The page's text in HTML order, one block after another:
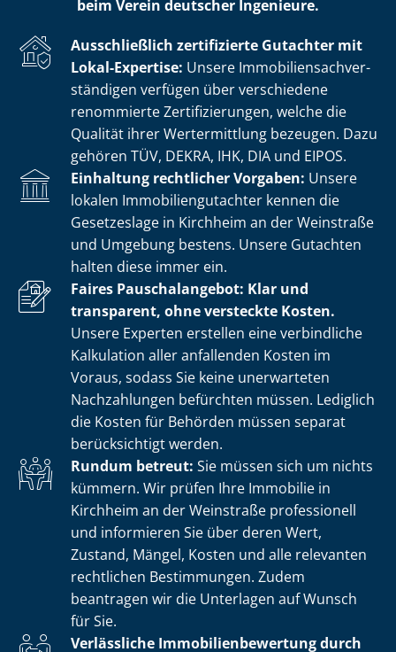
beim Verein deutscher Ingenieure.
Ausschließlich zertifizierte Gutachter mit
Lokal-Expertise: Unsere Im­mo­bi­li­en­sach­ver­
stän­di­gen verfügen über verschiedene
renommierte Zer­ti­fi­zie­run­gen, welche die
Qualität ihrer Wertermittlung bezeugen. Dazu
gehören TÜV, DEKRA, IHK, DIA und EIPOS.
Einhaltung rechtlicher Vorgaben: Unsere
lokalen Im­mo­bi­li­en­gut­ach­ter kennen die
Gesetzeslage in Kirchheim an der Weinstraße
und Umgebung bestens. Unsere Gutachten
halten diese immer ein.
Faires Pauschalangebot: Klar und
transparent, ohne versteckte Kosten.
Unsere Experten erstellen eine verbindliche
Kalkulation aller anfallenden Kosten im
Voraus, sodass Sie keine unerwarteten
Nachzahlungen befürchten müssen. Lediglich
die Kosten für Behörden müssen separat
berücksichtigt werden.
Rundum betreut: Sie müssen sich um nichts
kümmern. Wir prüfen Ihre Immobilie in
Kirchheim an der Weinstraße professionell
und informieren Sie über deren Wert,
Zustand, Mängel, Kosten und alle relevanten
rechtlichen Bestimmungen. Zudem
beantragen wir die Unterlagen auf Wunsch
für Sie.
Verlässliche Im­mo­bi­li­en­be­wer­tung durch